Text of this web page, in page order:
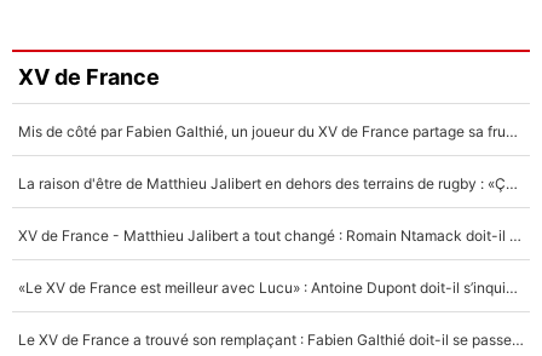
Faris Moumbagna
4%
Un autre joueur
5%
XV de France
Mis de côté par Fabien Galthié, un joueur du XV de France partage sa frustration : «ils ne me l’ont pas dit tout de suite»
La raison d'être de Matthieu Jalibert en dehors des terrains de rugby : «Ça m'atteint autant que si tu touches à un membre de ma famille»
XV de France - Matthieu Jalibert a tout changé : Romain Ntamack doit-il s’inquiéter pour sa place à un an de la Coupe du monde ?
«Le XV de France est meilleur avec Lucu» : Antoine Dupont doit-il s’inquiéter pour sa place ?
Le XV de France a trouvé son remplaçant : Fabien Galthié doit-il se passer d'Antoine Dupont ?